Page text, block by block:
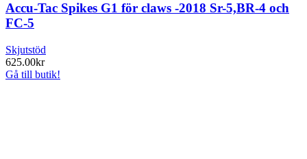
Accu-Tac Spikes G1 för claws -2018 Sr-5,BR-4 och
FC-5
Skjutstöd
625.00kr
Gå till butik!